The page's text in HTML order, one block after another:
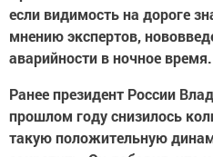
если видимость на дороге
мнению экспертов,
аварийности в ночное время.
Ранее президент России
прошлом году снизилось
такую положительную